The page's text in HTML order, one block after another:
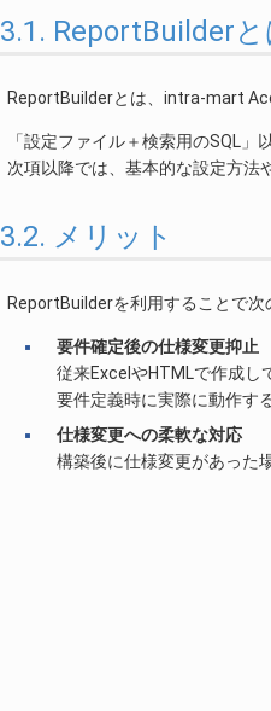
3.1. ReportBuilderと
ReportBuilderとは、intra-mart
「設定ファイル＋検索用のSQL
次項以降では、基本的な設定方法
3.2. メリット
ReportBuilderを利用することで次
要件確定後の仕様変更抑止
従来ExcelやHTMLで作成し
要件定義時に実際に動作す
仕様変更への柔軟な対応
構築後に仕様変更があった